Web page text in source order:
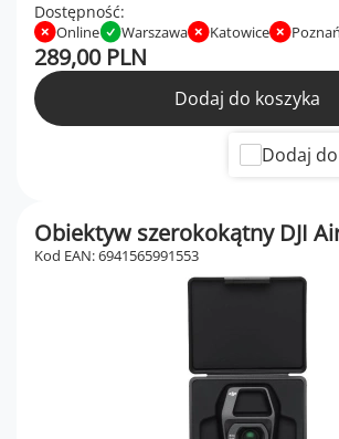
Dostępność:
Online Warszawa Katowice Poznań
289,00 PLN
Dodaj do koszyka
Dodaj
Obiektyw szerokokątny DJI
Kod EAN: 6941565991553